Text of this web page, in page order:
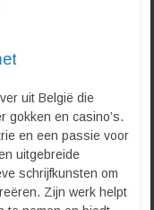
uit België die
gokken en casino’s.
en een passie voor
uitgebreide
schrijfkunsten om
Zijn werk helpt